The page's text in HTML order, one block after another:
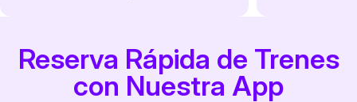
Reserva Rápida de Trenes
con Nuestra App